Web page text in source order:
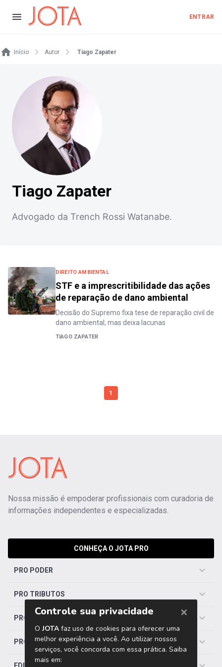
ENTRAR
Início Autor Tiago Zapater
Tiago Zapater
Advogado da Trench Rossi Watanabe.
DIREITO AMBIENTAL
STF e a imprescritibilidade das ações
de reparação de dano ambiental
Decisão do Supremo fixa tese de reparação civil de
dano ambiental, mas deixa lacunas
TIAGO ZAPATER
1
Nossa missão é empoderar profissionais com curadoria de
informações independentes e especializadas.
CONHEÇA O JOTA PRO
PRO PODER
PRO TRIBUTOS
PRO TRABALHISTA
PRO SAÚDE